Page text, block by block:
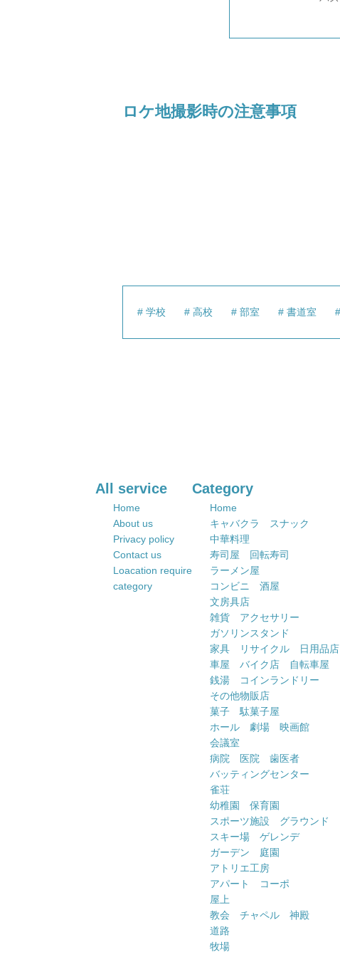
ロケ地撮影時の注意事項
学校 高校 部室 書道室
All service
Home
About us
Privacy policy
Contact us
Loacation require
category
Category
Home
キャバクラ スナック
中華料理
寿司屋 回転寿司
ラーメン屋
コンビニ 酒屋
文房具店
雑貨 アクセサリー
ガソリンスタンド
家具 リサイクル 日用品店
車屋 バイク店 自転車屋
銭湯 コインランドリー
その他物販店
菓子 駄菓子屋
ホール 劇場 映画館
会議室
病院 医院 歯医者
バッティングセンター
雀荘
幼稚園 保育園
スポーツ施設 グラウンド
スキー場 ゲレンデ
ガーデン 庭園
アトリエ工房
アパート コーポ
屋上
教会 チャペル 神殿
道路
牧場